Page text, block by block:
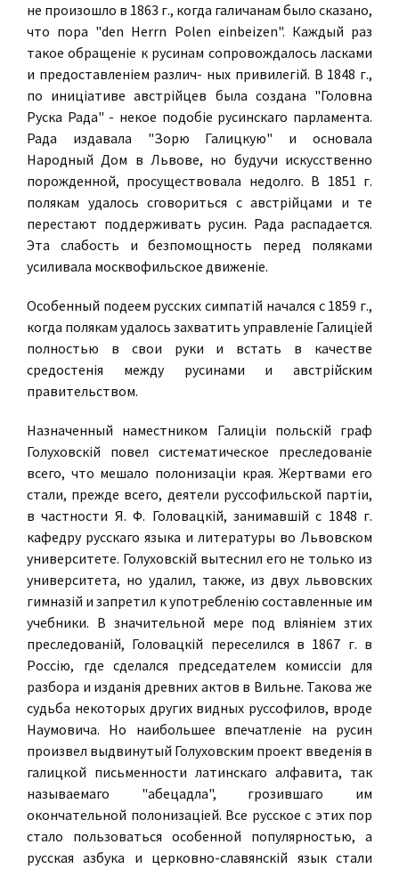
не произошло в 1863 г., когда галичанам было сказано,
что пора "den Herrn Polen einbeizen". Каждый раз
такое обращенiе к русинам сопровождалось ласками
и предоставленiем различ- ных привилегiй. В 1848 г.,
по иницiативе австрiйцев была создана "Головна
Руска Рада" - некое подобiе русинскаго парламента.
Рада издавала "Зорю Галицкую" и основала
Народный Дом в Львове, но будучи искусственно
порожденной, просуществовала недолго. В 1851 г.
полякам удалось сговориться с австрiйцами и те
перестают поддерживать русин. Рада распадается.
Эта слабость и безпомощность перед поляками
усиливала москвофильское движенiе.
Особенный подеем русских симпатiй начался с 1859 г.,
когда полякам удалось захватить управленiе Галицiей
полностью в свои руки и встать в качестве
средостенiя между русинами и австрiйским
правительством.
Назначенный наместником Галицiи польскiй граф
Голуховскiй повел систематическое преследованiе
всего, что мешало полонизацiи края. Жертвами его
стали, прежде всего, деятели руссофильской партiи,
в частности Я. Ф. Головацкiй, занимавшiй с 1848 г.
кафедру русскаго языка и литературы во Львовском
университете. Голуховскiй вытеснил его не только из
университета, но удалил, также, из двух львовских
гимназiй и запретил к употребленiю составленные им
учебники. В значительной мере под влiянiем зтих
преследованiй, Головацкiй переселился в 1867 г. в
Россiю, где сделался председателем комиссiи для
разбора и изданiя древних актов в Вильне. Такова же
судьба некоторых других видных руссофилов, вроде
Наумовича. Но наибольшее впечатленiе на русин
произвел выдвинутый Голуховским проект введенiя в
галицкой письменности латинскаго алфавита, так
называемаго "абецадла", грозившаго им
окончательной полонизацiей. Все русское с этих пор
стало пользоваться особенной популярностью, а
русская азбука и церковно-славянскiй язык стали